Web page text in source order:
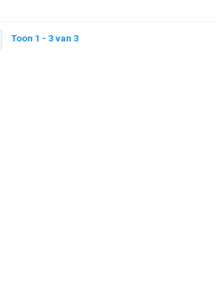
Toon 1 - 3 van 3